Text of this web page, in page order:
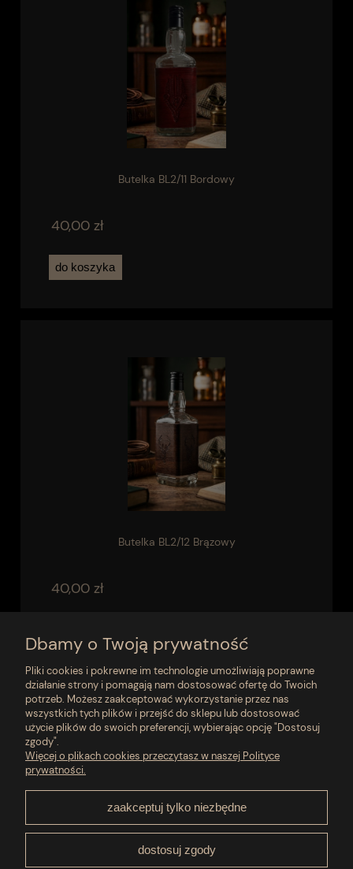
Butelka BL2/11 Bordowy
40,00 zł
do koszyka
Butelka BL2/12 Brązowy
40,00 zł
« 1 2 3 4 »
Moje konto
Płatności i dostawa
Pomoc
Dbamy o Twoją prywatność
Pliki cookies i pokrewne im technologie umożliwiają poprawne
działanie strony i pomagają nam dostosować ofertę do Twoich
potrzeb. Możesz zaakceptować wykorzystanie przez nas
wszystkich tych plików i przejść do sklepu lub dostosować
użycie plików do swoich preferencji, wybierając opcję "Dostosuj
zgody".
Więcej o plikach cookies przeczytasz w naszej Polityce
prywatności.
zaakceptuj tylko niezbędne
dostosuj zgody